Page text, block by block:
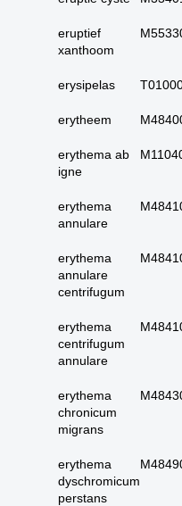
eruptief
xanthoom
erysipelas
erytheem
erythema ab
igne
erythema
annulare
erythema
annulare
centrifugum
erythema
centrifugum
annulare
erythema
chronicum
migrans
erythema
dyschromicum
perstans